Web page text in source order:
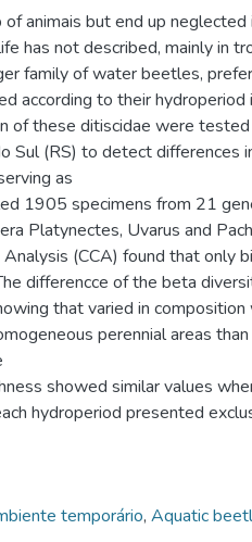
animais but end up neglected
has not described, mainly in
family of water beetles,
according to their hydroperiod
of these ditiscidae were
Sul (RS) to detect differences
as
1905 specimens from 21
Platynectes, Uvarus and
(CCA) found that only
differencce of the beta
that varied in composition
perennial areas
showed similar values
hydroperiod presented
temporário, Aquatic